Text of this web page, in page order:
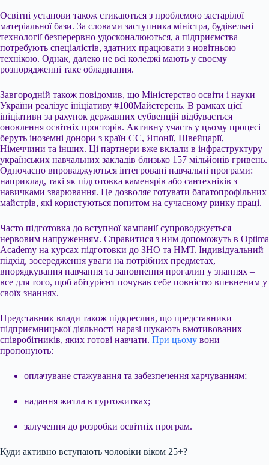
Освітні установи також стикаються з проблемою застарілої
матеріальної бази. За словами заступника міністра, будівельні
технології безперервно удосконалюються, а підприємства
потребують спеціалістів, здатних працювати з новітньою
технікою. Однак, далеко не всі коледжі мають у своєму
розпорядженні таке обладнання.
Завгородній також повідомив, що Міністерство освіти і науки
України реалізує ініціативу #100Майстерень. В рамках цієї
ініціативи за рахунок державних субвенцій відбувається
оновлення освітніх просторів. Активну участь у цьому процесі
беруть іноземні донори з країн ЄС, Японії, Швейцарії,
Німеччини та інших. Ці партнери вже вклали в інфраструктуру
українських навчальних закладів близько 157 мільйонів гривень.
Одночасно впроваджуються інтегровані навчальні програми:
наприклад, такі як підготовка каменярів або сантехніків з
навичками зварювання. Це дозволяє готувати багатопрофільних
майстрів, які користуються попитом на сучасному ринку праці.
Часто підготовка до вступної кампанії супроводжується
нервовим напруженням. Справитися з ним допоможуть в Optima
Academy на курсах підготовки до ЗНО та НМТ. Індивідуальний
підхід, зосередження уваги на потрібних предметах,
впорядкування навчання та заповнення прогалин у знаннях –
все для того, щоб абітурієнт почував себе повністю впевненим у
своїх знаннях.
Представник влади також підкреслив, що представники
підприємницької діяльності наразі шукають вмотивованих
співробітників, яких готові навчати. При цьому вони
пропонують:
оплачуване стажування та забезпечення харчуванням;
надання житла в гуртожитках;
залучення до розробки освітніх програм.
Куди активно вступають чоловіки віком 25+?